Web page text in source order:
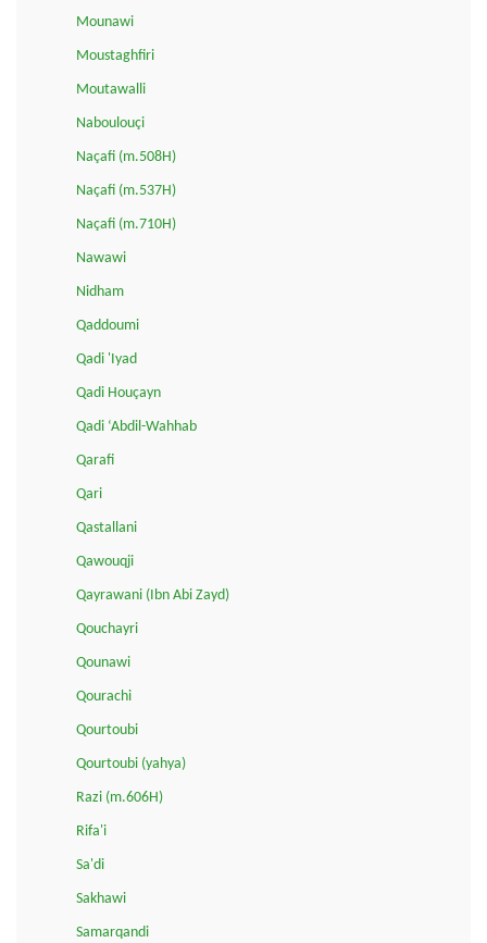
Mounawi
Moustaghfiri
Moutawalli
Naboulouçi
Naçafi (m.508H)
Naçafi (m.537H)
Naçafi (m.710H)
Nawawi
Nidham
Qaddoumi
Qadi 'Iyad
Qadi Houçayn
Qadi ‘Abdil-Wahhab
Qarafi
Qari
Qastallani
Qawouqji
Qayrawani (Ibn Abi Zayd)
Qouchayri
Qounawi
Qourachi
Qourtoubi
Qourtoubi (yahya)
Razi (m.606H)
Rifa'i
Sa'di
Sakhawi
Samarqandi